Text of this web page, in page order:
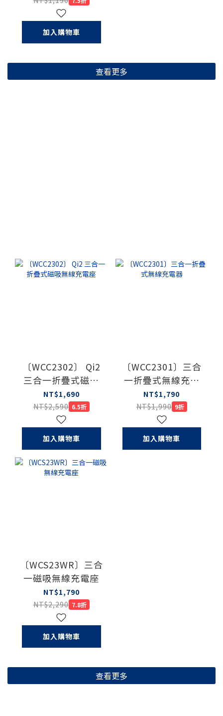
加入購物車
查看更多
〔WCC2302〕 Qi2
三合一折疊式磁吸
無線充電座
NT$1,690
NT$2,590 6.5折
加入購物車
〔WCC2301〕三合
一折疊式無線充電
器
NT$1,790
NT$1,990 9折
加入購物車
〔WCS23WR〕三合
一磁吸無線充電座
NT$1,790
NT$2,290 7.8折
加入購物車
查看更多